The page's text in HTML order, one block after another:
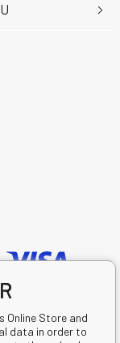
Online Store and
data in order to